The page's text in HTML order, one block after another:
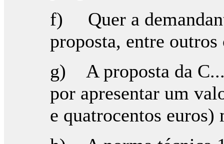
f) Quer a
proposta, entre
g) A proposta da
por apresentar um
e quatrocentos euros)